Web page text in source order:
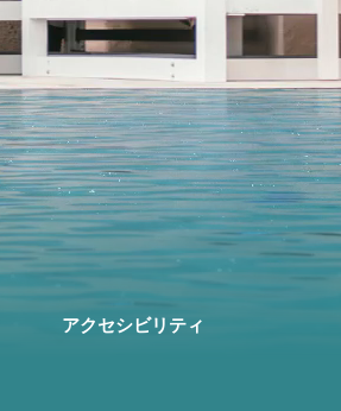
アクセシビリティ